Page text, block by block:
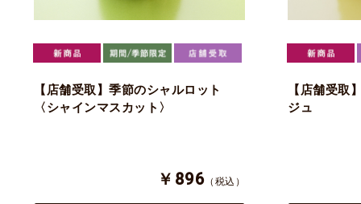
【店舗受取】季節のシャルロット
〈シャインマスカット〉
￥896 （税込）
【店舗受取
ジュ